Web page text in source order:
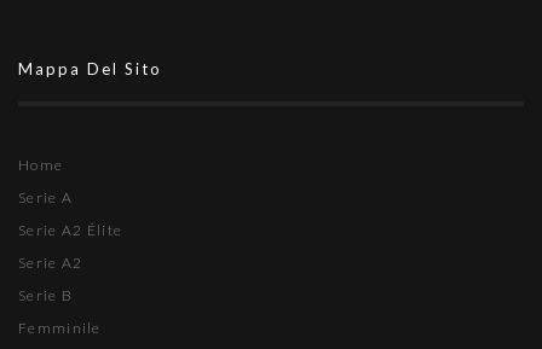
Mappa Del Sito
Home
Serie A
Serie A2 Élite
Serie A2
Serie B
Femminile